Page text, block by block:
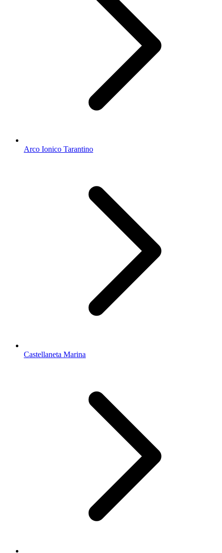
Arco Ionico Tarantino
Castellaneta Marina